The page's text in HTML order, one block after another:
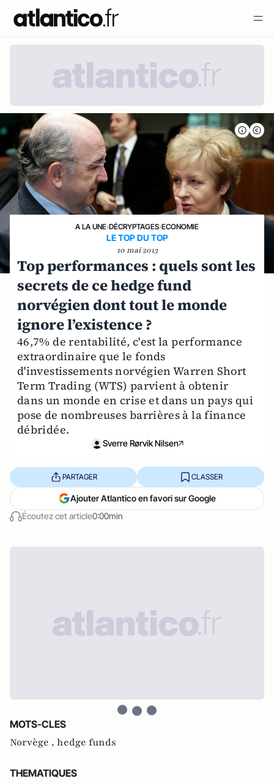
A LA UNE›DÉCRYPTAGES›ECONOMIE
LE TOP DU TOP
10 mai 2013
Top performances : quels sont les
secrets de ce hedge fund
norvégien dont tout le monde
ignore l’existence ?
46,7% de rentabilité, c'est la performance
extraordinaire que le fonds
d'investissements norvégien Warren Short
Term Trading (WTS) parvient à obtenir
dans un monde en crise et dans un pays qui
pose de nombreuses barrières à la finance
débridée.
Sverre Rørvik Nilsen
Écoutez cet article0:00min
PARTAGER CLASSER
Ajouter Atlantico en favori sur Google
MOTS-CLES
Norvège , hedge funds
THEMATIQUES